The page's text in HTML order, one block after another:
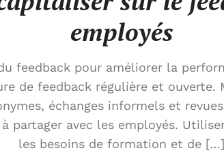
employés
feedback pour améliorer la
de feedback régulière et ouverte.
échanges informels et
partager avec les employés.
les besoins de formation et de […]